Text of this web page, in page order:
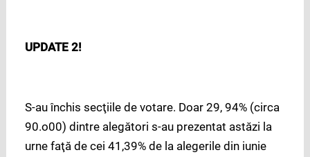
UPDATE 2!
S-au închis secţiile de votare. Doar 29, 94% (circa
90.o00) dintre alegători s-au prezentat astăzi la
urne faţă de cei 41,39% de la alegerile din iunie